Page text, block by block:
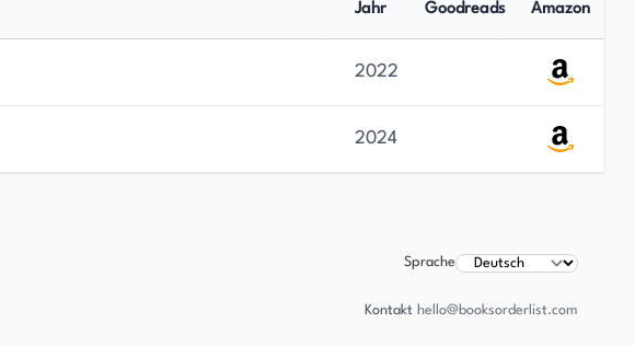
Jahr Goodreads Amazon
2022
2024
Sprache
Kontakt hello@booksorderlist.com